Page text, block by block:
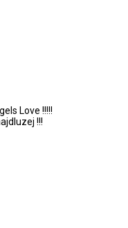
Love !!!!!
!!!